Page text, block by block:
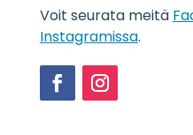
*
Voit seurata meitä
Instagramissa.